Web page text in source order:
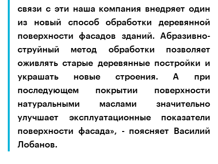
связи с эти наша компания внедряет один
из новый способ обработки деревянной
поверхности фасадов зданий. Абразивно-
струйный метод обработки позволяет
оживлять старые деревянные постройки и
украшать новые строения. А при
последующем покрытии поверхности
натуральными маслами значительно
улучшает эксплуатационные показатели
поверхности фасада», - поясняет Василий
Лобанов.